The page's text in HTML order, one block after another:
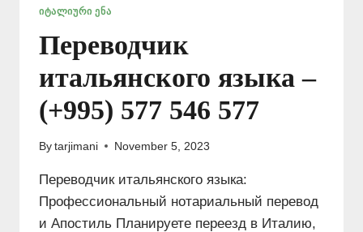
ᲘᲢᲐᲚᲘᲣᲠᲘ ᲔᲜᲐ
Переводчик
итальянского языка –
(+995) 577 546 577
By tarjimani November 5, 2023
Переводчик итальянского языка:
Профессиональный нотариальный перевод
и Апостиль Планируете переезд в Италию,